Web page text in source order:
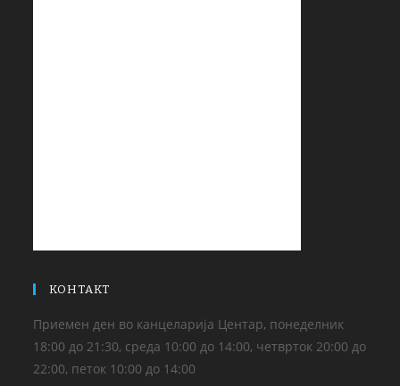
КОНТАКТ
Приемен ден во канцеларија Центар, понеделник
18:00 до 21:30, среда 10:00 до 14:00, четврток 20:00 до
22:00, петок 10:00 до 14:00